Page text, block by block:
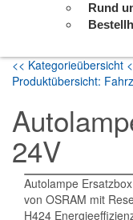
Rund
<< Kategorieübersicht
Produktübersicht:
24V
Autolampe
von OSRAM mit
H424